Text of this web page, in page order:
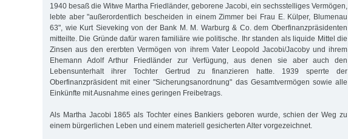
1940 besaß die Witwe Martha Friedländer, geborene Jacobi, ein sechsstelliges Vermögen,
lebte aber "außerordentlich bescheiden in einem Zimmer bei Frau E. Külper, Blumenau
63", wie Kurt Sieveking von der Bank M. M. Warburg & Co. dem Oberfinanzpräsidenten
mitteilte. Die Gründe dafür waren familiäre wie politische. Ihr standen als liquide Mittel die
Zinsen aus den ererbten Vermögen von ihrem Vater Leopold Jacobi/Jacoby und ihrem
Ehemann Adolf Arthur Friedländer zur Verfügung, aus denen sie aber auch den
Lebensunterhalt ihrer Tochter Gertrud zu finanzieren hatte. 1939 sperrte der
Oberfinanzpräsident mit einer "Sicherungsanordnung" das Gesamtvermögen sowie alle
Einkünfte mit Ausnahme eines geringen Freibetrags.
Als Martha Jacobi 1865 als Tochter eines Bankiers geboren wurde, schien der Weg zu
einem bürgerlichen Leben und einem materiell gesicherten Alter vorgezeichnet.